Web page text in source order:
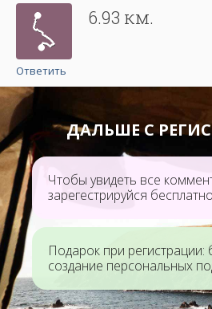
6.93 км.
Ответить
ДАЛЬШЕ С
Чтобы увидеть все
зарегестрируйся
Подарок при регистрации:
создание персональных